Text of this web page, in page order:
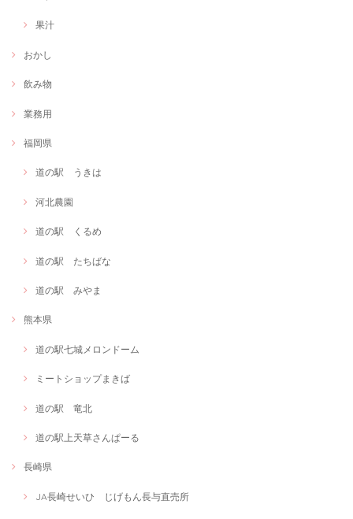
果汁
おかし
飲み物
業務用
福岡県
道の駅 うきは
河北農園
道の駅 くるめ
道の駅 たちばな
道の駅 みやま
熊本県
道の駅七城メロンドーム
ミートショップまきば
道の駅 竜北
道の駅上天草さんぱーる
長崎県
JA長崎せいひ じげもん長与直売所